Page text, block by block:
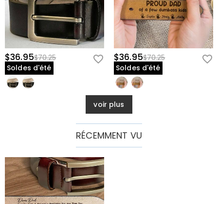
$36.95$70.25
Soldes d'été
$36.95$70.25
Soldes d'été
voir plus
RÉCEMMENT VU